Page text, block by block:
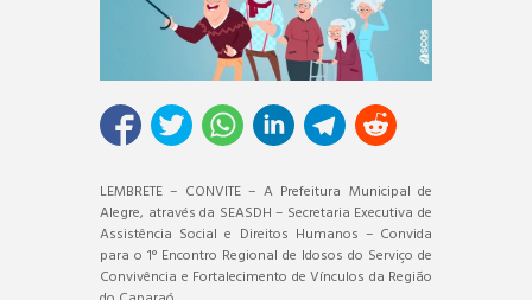
LEMBRETE – CONVITE – A Prefeitura Municipal de
Alegre, através da SEASDH – Secretaria Executiva de
Assistência Social e Direitos Humanos – Convida
para o 1° Encontro Regional de Idosos do Serviço de
Convivência e Fortalecimento de Vínculos da Região